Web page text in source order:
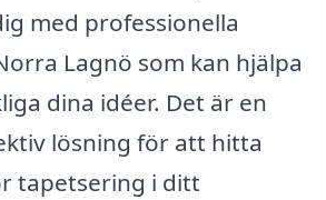
med professionella
Lagnö som kan hjälpa
dina idéer. Det är en
lösning för att hitta
tapetsering i ditt